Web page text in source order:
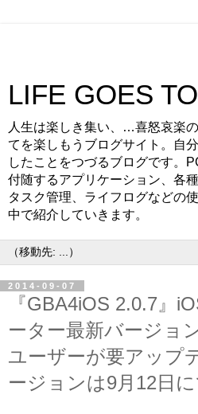
LIFE GOES
人生は楽しき集い、…喜怒哀楽
てを楽しもうブログサイト。自
したことをつづるブログです。
付随するアプリケーション、各
タスク管理、ライフログなどの
中で紹介していきます。
2014-09-07
『GBA4iOS 2.0.7』
ーター最新バージョ
ユーザーが要アップ
ージョンは9月12日に